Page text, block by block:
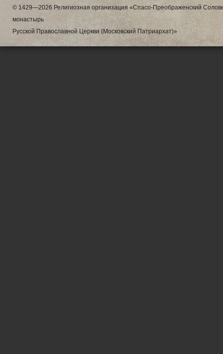
© 1429—2026 Религиозная организация «Спасо-Преображенский
монастырь
Русской Православной Церкви (Московский Патриархат)»